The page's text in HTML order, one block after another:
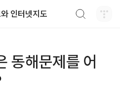
인터넷지도
동해문제를 어